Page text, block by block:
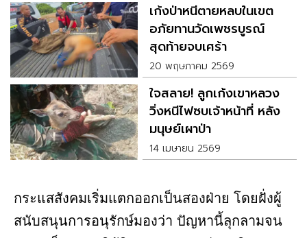
เก้งป่าหนีตายหลบในเขต
อภัยทานวัดเพชรบูรณ์
สุดท้ายจบเศร้า
20 พฤษภาคม 2569
ใจสลาย! ลูกเก้งเขาหลวง
วิ่งหนีไฟซบเจ้าหน้าที่ หลัง
มนุษย์เผาป่า
14 เมษายน 2569
กระแสสังคมเริ่มแตกออกเป็นสองฝ่าย โดยฝั่งผู้
สนับสนุนการอนุรักษ์มองว่า ปัญหานี้ลุกลามจน